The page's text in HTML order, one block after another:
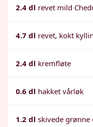
2.4 dl revet mild
4.7 dl revet, kokt
2.4 dl kremfløte
0.6 dl hakket vårløk
1.2 dl skivede grønne